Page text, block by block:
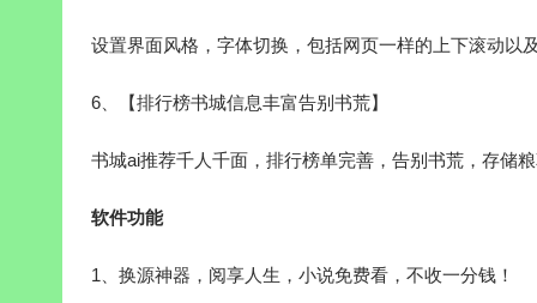
设置界面风格，字体切换，包括网页一样的上下滚动以
6、【排行榜书城信息丰富告别书荒】
书城ai推荐千人千面，排行榜单完善，告别书荒，存储
软件功能
1、换源神器，阅享人生，小说免费看，不收一分钱！